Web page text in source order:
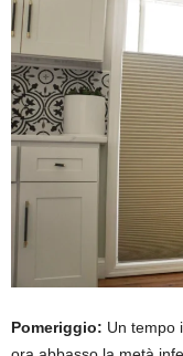
Pomeriggio: Un tempo